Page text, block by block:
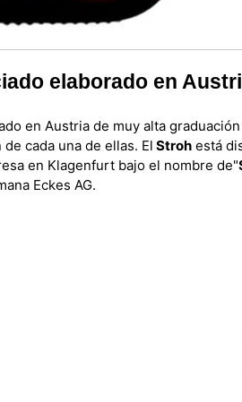
elaborado en
en Austria de muy alta
cada una de ellas. El Stroh está
en Klagenfurt bajo el nombre de"
Eckes AG.